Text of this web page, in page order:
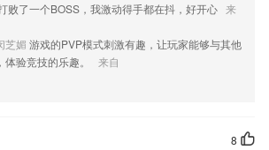
败了一个BOSS，我激动得手都在抖，好开心 来
芝媚 游戏的PVP模式刺激有趣，让玩家能够与其他
验竞技的乐趣。
来自
8